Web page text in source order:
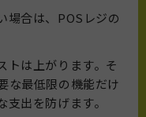
場合は、POSレジの
トは上がります。そ
な最低限の機能だけ
出を防げます。